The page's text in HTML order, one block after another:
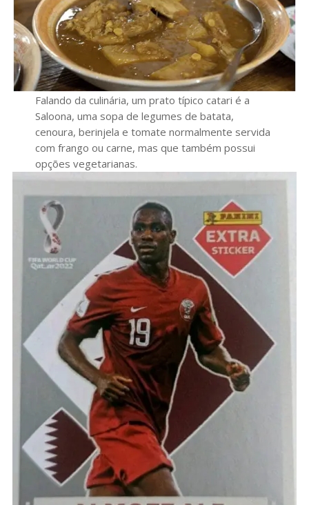
Falando da culinária, um prato típico catari é a
Saloona, uma sopa de legumes de batata,
cenoura, berinjela e tomate normalmente servida
com frango ou carne, mas que também possui
opções vegetarianas.